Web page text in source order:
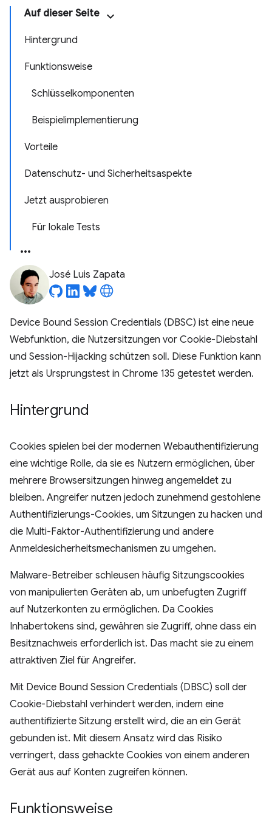
Auf dieser Seite
Hintergrund
Funktionsweise
Schlüsselkomponenten
Beispielimplementierung
Vorteile
Datenschutz- und Sicherheitsaspekte
Jetzt ausprobieren
Für lokale Tests
José Luis Zapata
Device Bound Session Credentials (DBSC) ist eine neue
Webfunktion, die Nutzersitzungen vor Cookie-Diebstahl
und Session-Hijacking schützen soll. Diese Funktion kann
jetzt als Ursprungstest in Chrome 135 getestet werden.
Hintergrund
Cookies spielen bei der modernen Webauthentifizierung
eine wichtige Rolle, da sie es Nutzern ermöglichen, über
mehrere Browsersitzungen hinweg angemeldet zu
bleiben. Angreifer nutzen jedoch zunehmend gestohlene
Authentifizierungs-Cookies, um Sitzungen zu hacken und
die Multi-Faktor-Authentifizierung und andere
Anmeldesicherheitsmechanismen zu umgehen.
Malware-Betreiber schleusen häufig Sitzungscookies
von manipulierten Geräten ab, um unbefugten Zugriff
auf Nutzerkonten zu ermöglichen. Da Cookies
Inhabertokens sind, gewähren sie Zugriff, ohne dass ein
Besitznachweis erforderlich ist. Das macht sie zu einem
attraktiven Ziel für Angreifer.
Mit Device Bound Session Credentials (DBSC) soll der
Cookie-Diebstahl verhindert werden, indem eine
authentifizierte Sitzung erstellt wird, die an ein Gerät
gebunden ist. Mit diesem Ansatz wird das Risiko
verringert, dass gehackte Cookies von einem anderen
Gerät aus auf Konten zugreifen können.
Funktionsweise